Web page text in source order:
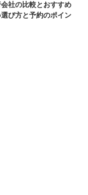
社の比較とおすすめ
選び方と予約のポイン